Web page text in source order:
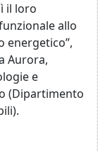
il loro
allo
energetico”,
Aurora,
e
(Dipartimento